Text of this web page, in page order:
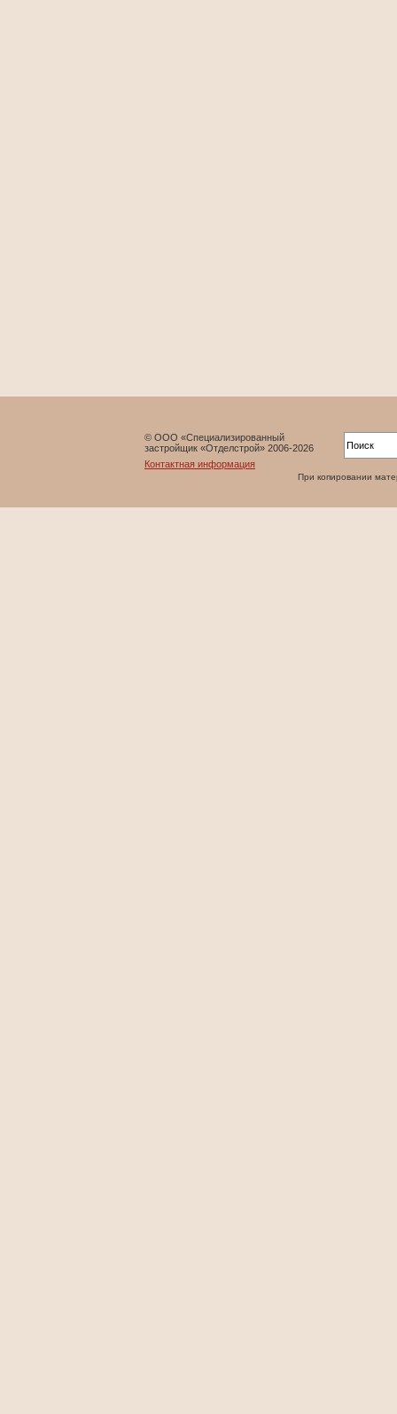
© ООО «Специализированный
застройщик «Отделстрой» 2006-2026
Контактная информация
При копировании